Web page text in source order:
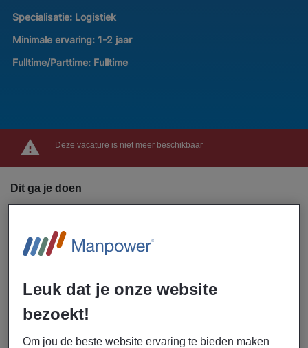
Specialisatie: Logistiek
Minimale ervaring: 1-2 jaar
Fulltime/Parttime: Fulltime
Deze vacature is niet meer beschikbaar
Dit ga je doen
jou! Als logistiek medewerker heftruck zorg je voor het
laden en lossen van vrachtwagens en houd je het
bruto per maand exclusief toeslag, krijgt een goede
reiskostenvergoeding en een mooie eindejaarsuitkering.
Klaar voor een nieuwe uitdaging? Solliciteer nu!
Leuk dat je onze website
bezoekt!
Om jou de beste website ervaring te bieden maken